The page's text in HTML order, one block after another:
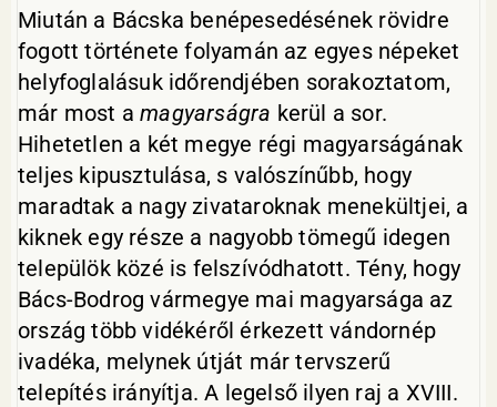
Miután a Bácska benépesedésének rövidre
fogott története folyamán az egyes népeket
helyfoglalásuk időrendjében sorakoztatom,
már most amagyarságra kerül a sor.
Hihetetlen a két megye régi magyarságának
teljes kipusztulása, s valószínűbb, hogy
maradtak a nagy zivataroknak menekültjei, a
kiknek egy része a nagyobb tömegű idegen
települök közé is felszívódhatott. Tény, hogy
Bács-Bodrog vármegye mai magyarsága az
ország több vidékéről érkezett vándornép
ivadéka, melynek útját már tervszerű
telepítés irányítja. A legelső ilyen raj a XVIII.